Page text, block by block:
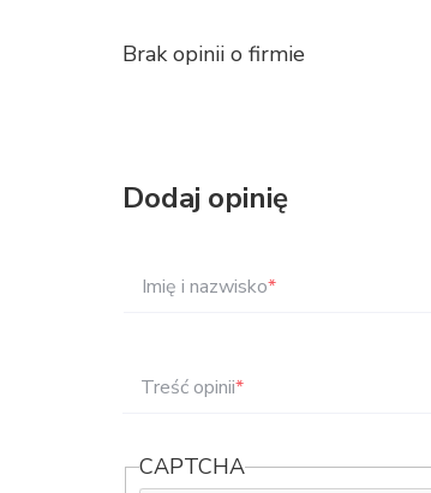
Brak opinii o firmie
Dodaj opinię
Imię i nazwisko*
Treść opinii*
CAPTCHA